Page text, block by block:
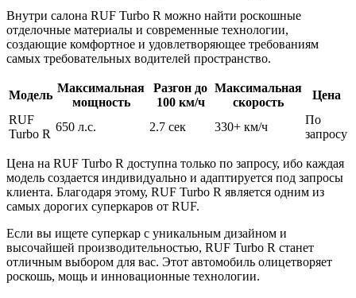
Внутри салона RUF Turbo R можно найти роскошные
отделочные материалы и современные технологии,
создающие комфортное и удовлетворяющее требованиям
самых требовательных водителей пространство.
Модель
Максимальная
мощность
Разгон до
100 км/ч
Максимальная
скорость
Цена
RUF
Turbo R
650 л.с. 2.7 сек 330+ км/ч
По
запросу
Цена на RUF Turbo R доступна только по запросу, ибо каждая
модель создается индивидуально и адаптируется под запросы
клиента. Благодаря этому, RUF Turbo R является одним из
самых дорогих суперкаров от RUF.
Если вы ищете суперкар с уникальным дизайном и
высочайшей производительностью, RUF Turbo R станет
отличным выбором для вас. Этот автомобиль олицетворяет
роскошь, мощь и инновационные технологии.